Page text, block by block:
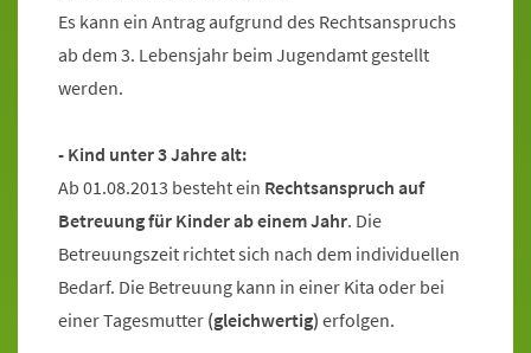
Es kann ein Antrag aufgrund des Rechtsanspruchs
ab dem 3. Lebensjahr beim Jugendamt gestellt
werden.
- Kind unter 3 Jahre alt:
Ab 01.08.2013 besteht ein Rechtsanspruch auf
Betreuung für Kinder ab einem Jahr. Die
Betreuungszeit richtet sich nach dem individuellen
Bedarf. Die Betreuung kann in einer Kita oder bei
einer Tagesmutter (gleichwertig) erfolgen.